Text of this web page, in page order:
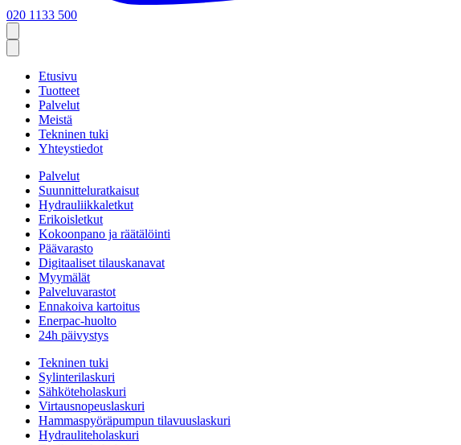
020 1133 500
Etusivu
Tuotteet
Palvelut
Meistä
Tekninen tuki
Yhteystiedot
Palvelut
Suunnitteluratkaisut
Hydrauliikkaletkut
Erikoisletkut
Kokoonpano ja räätälöinti
Päävarasto
Digitaaliset tilauskanavat
Myymälät
Palveluvarastot
Ennakoiva kartoitus
Enerpac-huolto
24h päivystys
Tekninen tuki
Sylinterilaskuri
Sähköteholaskuri
Virtausnopeuslaskuri
Hammaspyöräpumpun tilavuuslaskuri
Hydrauliteholaskuri